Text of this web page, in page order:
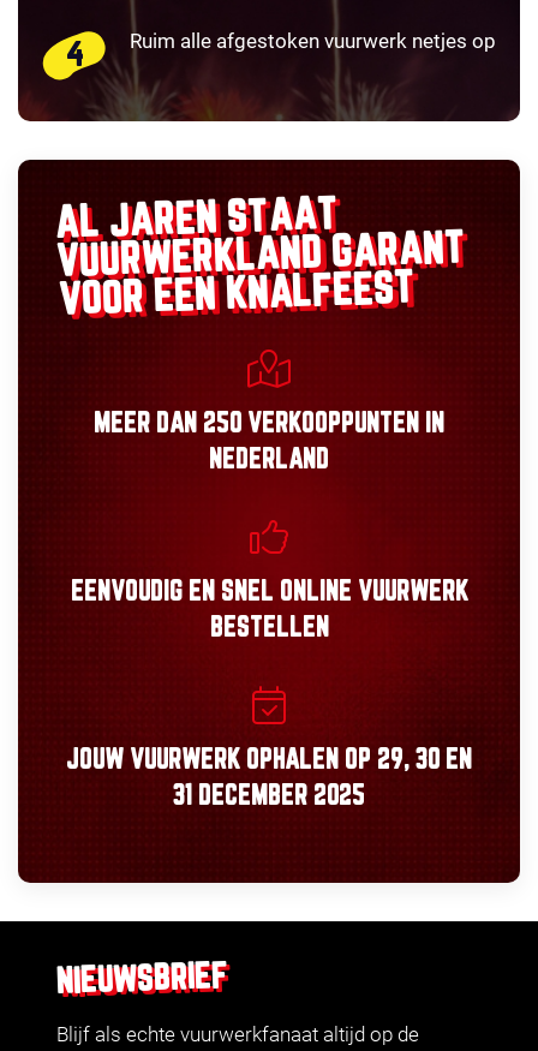
Ruim alle afgestoken vuurwerk netjes op
AL JAREN STAAT
VUURWERKLANDGARANT
VOOR EEN KNALFEEST
MEER DAN 250 VERKOOPPUNTEN IN
NEDERLAND
EENVOUDIGEN SNEL ONLINE VUURWERK
BESTELLEN
JOUW VUURWERK OPHALEN OP 29, 30 EN
31 DECEMBER 2025
NIEUWSBRIEF
Blijf als echte vuurwerkfanaat altijd op de